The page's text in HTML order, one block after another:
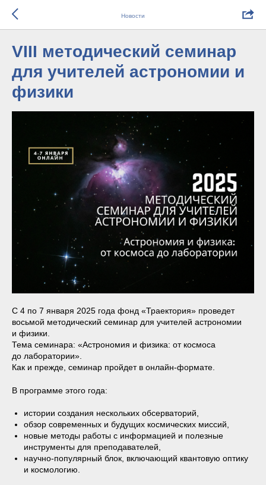
Новости
VIII методический семинар
для учителей астрономии и
физики
С 4 по 7 января 2025 года фонд «Траектория» проведет
восьмой методический семинар для учителей астрономии
и физики.
Тема семинара: «Астрономия и физика: от космоса
до лаборатории».
Как и прежде, семинар пройдет в онлайн-формате.
В программе этого года:
истории создания нескольких обсерваторий,
обзор современных и будущих космических миссий,
новые методы работы с информацией и полезные
инструменты для преподавателей,
научно-популярный блок, включающий квантовую оптику
и космологию.